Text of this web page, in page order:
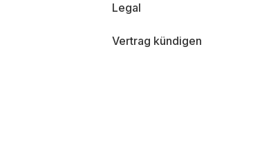
Legal
Vertrag kündigen